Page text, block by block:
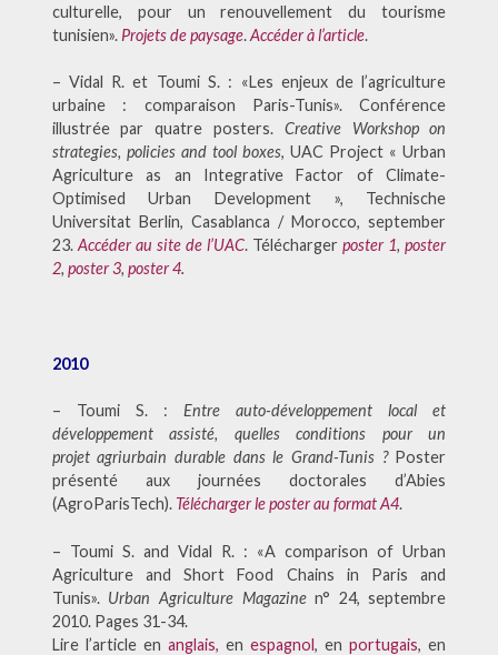
culturelle, pour un renouvellement du tourisme
tunisien». Projets de paysage.Accéder à l’article.
– Vidal R. et Toumi S. : «Les enjeux de l’agriculture
urbaine : comparaison Paris-Tunis». Conférence
illustrée par quatre posters. Creative Workshop on
strategies, policies and tool boxes, UAC Project « Urban
Agriculture as an Integrative Factor of Climate-
Optimised Urban Development », Technische
Universitat Berlin, Casablanca / Morocco, september
23.Accéder au site de l’UAC. Télécharger poster 1,poster
2, poster 3, poster 4.
2010
– Toumi S. : Entre auto-développement local et
développement assisté, quelles conditions pour un
projet agriurbain durable dans le Grand-Tunis ?Poster
présenté aux journées doctorales d’Abies
(AgroParisTech). Télécharger le poster au format A4.
– Toumi S. and Vidal R. : «A comparison of Urban
Agriculture and Short Food Chains in Paris and
Tunis». Urban Agriculture Magazinen° 24, septembre
2010. Pages 31-34.
Lire l’article en anglais, en espagnol, enportugais, en